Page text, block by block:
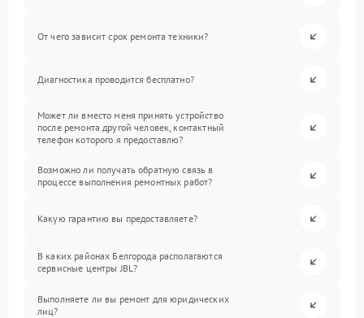
От чего зависит срок ремонта техники?
Диагностика проводится бесплатно?
Может ли вместо меня принять устройство
после ремонта другой человек, контактный
телефон которого я предоставлю?
Возможно ли получать обратную связь в
процессе выполнения ремонтных работ?
Какую гарантию вы предоставляете?
В каких районах Белгорода располагаются
сервисные центры JBL?
Выполняете ли вы ремонт для юридических
лиц?